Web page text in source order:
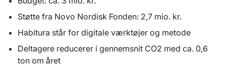
Støtte fra Novo Nordisk Fonden: 2,7 mio. kr.
Habitura står for digitale værktøjer og metode
Deltagere reducerer i gennemsnit CO2 med ca. 0,6
ton om året